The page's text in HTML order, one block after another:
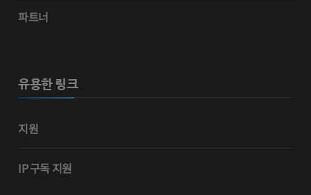
파트너
유용한 링크
지원
IP 구독 지원